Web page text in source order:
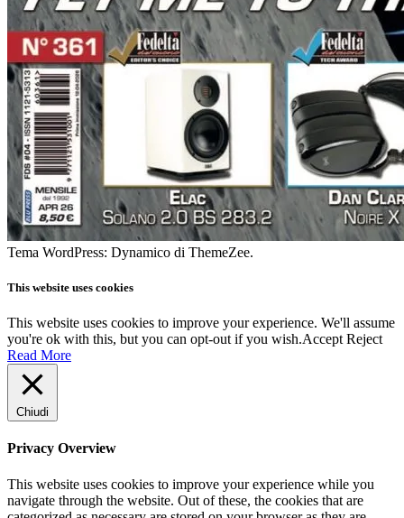
Tema WordPress: Dynamico di ThemeZee.
This website uses cookies
This website uses cookies to improve your experience. We'll assume
you're ok with this, but you can opt-out if you wish.Accept Reject
Read More
Chiudi
Privacy Overview
This website uses cookies to improve your experience while you
navigate through the website. Out of these, the cookies that are